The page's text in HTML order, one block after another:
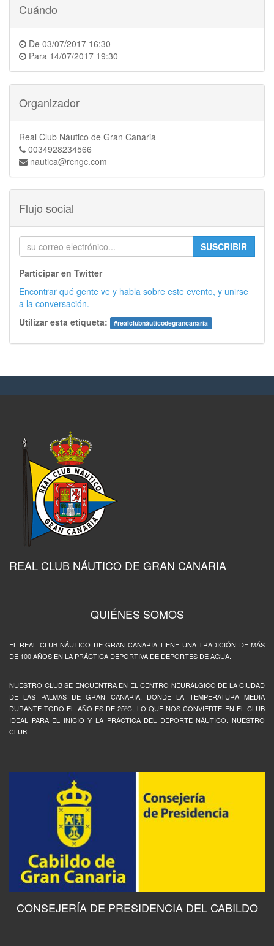
Cuándo
De 03/07/2017 16:30
Para 14/07/2017 19:30
Organizador
Real Club Náutico de Gran Canaria
0034928234566
nautica@rcngc.com
Flujo social
SUSCRIBIR
Participar en Twitter
Encontrar qué gente ve y habla sobre este evento, y unirse
a la conversación.
Utilizar esta etiqueta:
#realclubnáuticodegrancanaria
REAL CLUB NÁUTICO DE GRAN CANARIA
QUIÉNES SOMOS
EL REAL CLUB NÁUTICO DE GRAN CANARIA TIENE UNA TRADICIÓN DE MÁS
DE 100 AÑOS EN LA PRÁCTICA DEPORTIVA DE DEPORTES DE AGUA.
NUESTRO CLUB SE ENCUENTRA EN EL CENTRO NEURÁLGICO DE LA CIUDAD
DE LAS PALMAS DE GRAN CANARIA, DONDE LA TEMPERATURA MEDIA
DURANTE TODO EL AÑO ES DE 25ºC, LO QUE NOS CONVIERTE EN EL CLUB
IDEAL PARA EL INICIO Y LA PRÁCTICA DEL DEPORTE NÁUTICO. NUESTRO
CLUB
CONSEJERÍA DE PRESIDENCIA DEL CABILDO